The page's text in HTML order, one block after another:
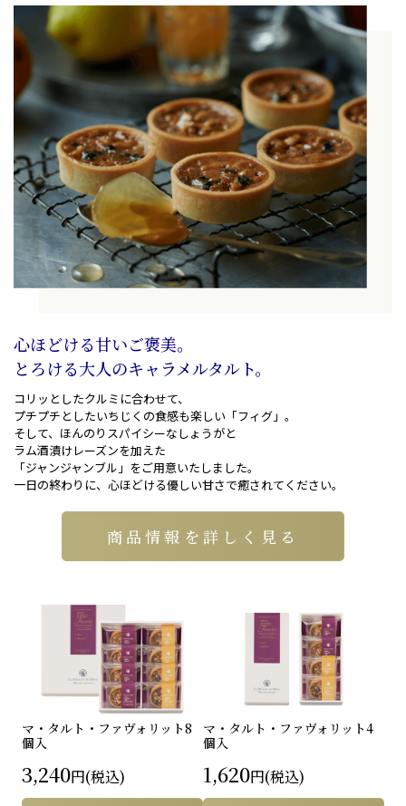
心ほどける甘いご褒美。
とろける大人のキャラメルタルト。
コリッとしたクルミに合わせて、
プチプチとしたいちじくの食感も楽しい「フィグ」。
そして、ほんのりスパイシーなしょうがと
ラム酒漬けレーズンを加えた
「ジャンジャンブル」をご用意いたしました。
一日の終わりに、心ほどける優しい甘さで癒されてください。
商品情報を詳しく見る
マ・タルト・ファヴォリット8
個入
3,240円(税込)
マ・タルト・ファヴォリット4
個入
1,620円(税込)